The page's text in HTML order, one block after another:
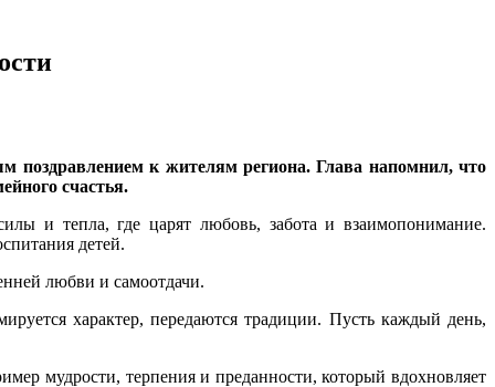
поздравлением к жителям региона. Глава напомнил, что
счастья.
и тепла, где царят любовь, забота и взаимопонимание.
детей.
любви и самоотдачи.
характер, передаются традиции. Пусть каждый день,
мудрости, терпения и преданности, который вдохновляет